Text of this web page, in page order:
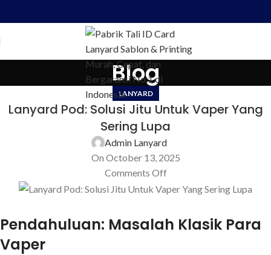
Blog
LANYARD
Lanyard Pod: Solusi Jitu Untuk Vaper Yang
Sering Lupa
Admin Lanyard
On October 13, 2025
Comments Off
Pendahuluan: Masalah Klasik Para
Vaper